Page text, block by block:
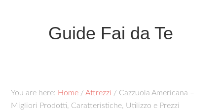
Guide Fai da Te
You are here: Home / Attrezzi / Cazzuola Americana –
Migliori Prodotti, Caratteristiche, Utilizzo e Prezzi